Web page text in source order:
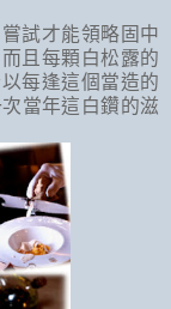
試才能領略固中
且每顆白松露的
每逢這個當造的
當年這白鑽的滋